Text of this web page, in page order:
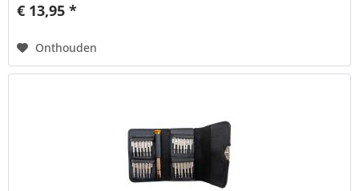
€ 13,95 *
Onthouden